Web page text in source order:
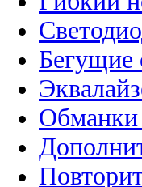
Бегущие
Обманки